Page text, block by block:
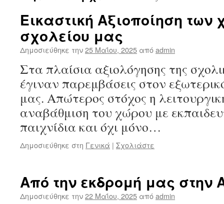
Εικαστική Αξιοποίηση των
σχολείου μας
Δημοσιεύθηκε την25 Μαΐου, 2025 απόadmin
Στα πλαίσια αξιολόγησης της
έγιναν παρεμβάσεις στον
μας. Απώτερος στόχος η
αναβάθμιση του χώρου με
παιχνίδια και όχι μόνο…
Δημοσιεύθηκε στη Γενικά | Σχολιάστε
Από την εκδρομή μας
Δημοσιεύθηκε την22 Μαΐου, 2025 απόadmin